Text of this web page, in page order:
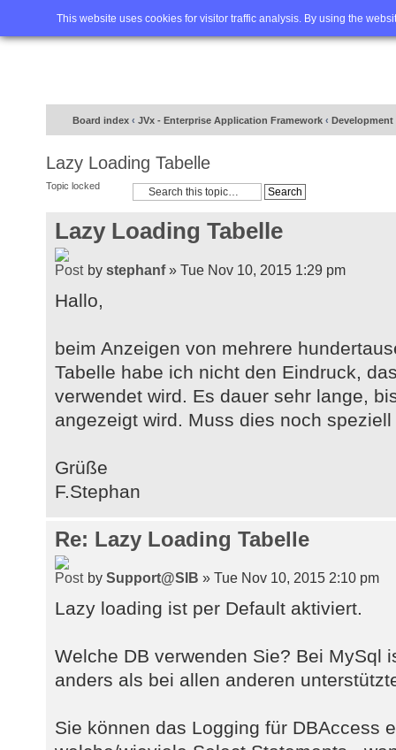
This website uses cookies for visitor traffic analysis. By using the
Home FAQ Advanced
Board index ‹ JVx - Enterprise Application Framework ‹ Development
Lazy Loading Tabelle
Topic locked
Lazy Loading Tabelle
by stephanf» Tue Nov 10, 2015 1:29 pm
Hallo,
beim Anzeigen von mehrere
Tabelle habe ich nicht den Eindruck,
verwendet wird. Es dauer sehr lange,
angezeigt wird. Muss dies noch
Grüße
F.Stephan
Re: Lazy Loading Tabelle
by Support@SIB » Tue Nov 10, 2015 2:10 pm
Lazy loading ist per Default aktiviert.
Welche DB verwenden Sie? Bei MySql
anders als bei allen anderen
Sie können das Logging für DBAccess